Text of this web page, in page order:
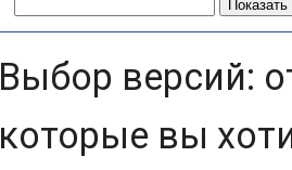
Выбор версий:
которые вы